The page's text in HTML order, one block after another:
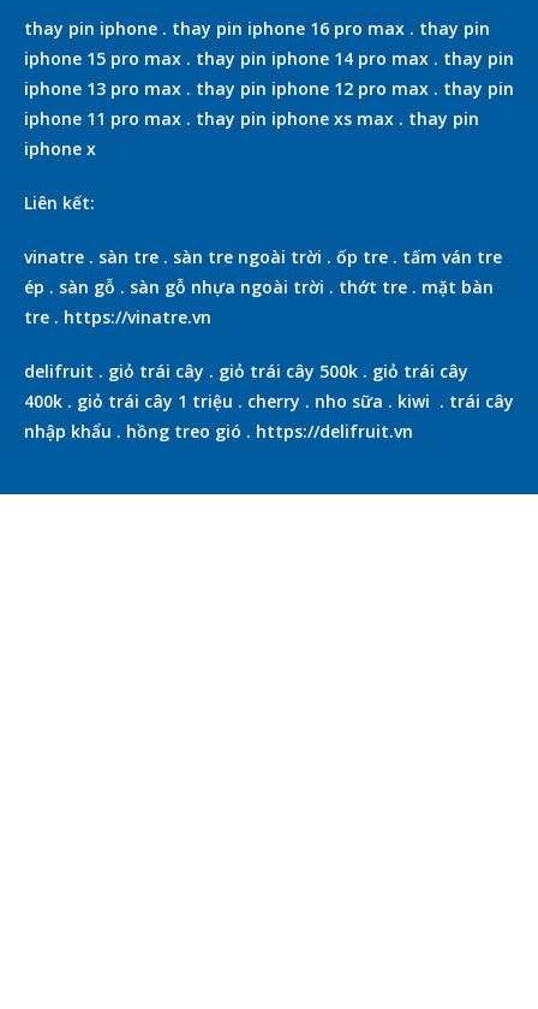
thay pin iphone . thay pin iphone 16 pro max . thay pin
iphone 15 pro max . thay pin iphone 14 pro max . thay pin
iphone 13 pro max . thay pin iphone 12 pro max . thay pin
iphone 11 pro max . thay pin iphone xs max . thay pin
iphone x
Liên kết:
vinatre . sàn tre . sàn tre ngoài trời . ốp tre . tấm ván tre
ép . sàn gỗ . sàn gỗ nhựa ngoài trời . thớt tre . mặt bàn
tre . https://vinatre.vn
delifruit . giỏ trái cây . giỏ trái cây 500k . giỏ trái cây
400k . giỏ trái cây 1 triệu . cherry . nho sữa . kiwi . trái cây
nhập khẩu . hồng treo gió . https://delifruit.vn